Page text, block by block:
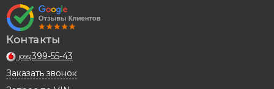
Контакты
(095)399-55-43
Заказать звонок